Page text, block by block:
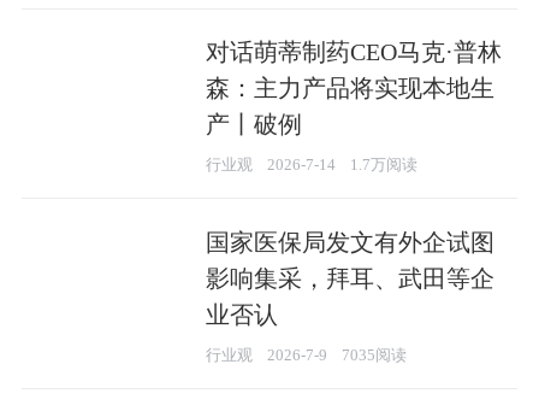
对话萌蒂制药CEO马克·普林
森：主力产品将实现本地生
产丨破例
行业观 2026-7-14 1.7万阅读
国家医保局发文有外企试图
影响集采，拜耳、武田等企
业否认
行业观 2026-7-9 7035阅读